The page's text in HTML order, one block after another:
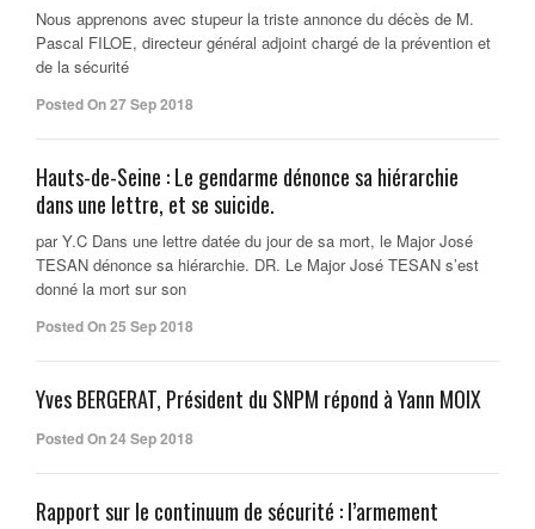
Nous apprenons avec stupeur la triste annonce du décès de M.
Pascal FILOE, directeur général adjoint chargé de la prévention et
de la sécurité
Posted On 27 Sep 2018
Hauts-de-Seine : Le gendarme dénonce sa hiérarchie
dans une lettre, et se suicide.
par Y.C Dans une lettre datée du jour de sa mort, le Major José
TESAN dénonce sa hiérarchie. DR. Le Major José TESAN s’est
donné la mort sur son
Posted On 25 Sep 2018
Yves BERGERAT, Président du SNPM répond à Yann MOIX
Posted On 24 Sep 2018
Rapport sur le continuum de sécurité : l’armement